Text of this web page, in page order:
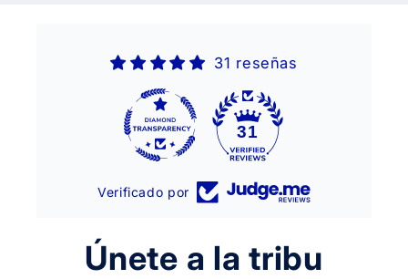
31 reseñas
31
Verificado por
Únete a la tribu